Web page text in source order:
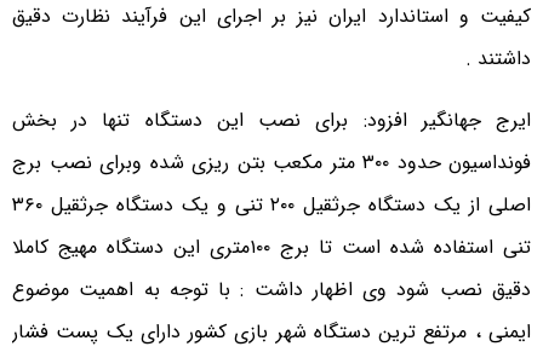
کیفیت و استاندارد ایران نیز بر اجرای این فرآیند نظارت دقیق
داشتند .
ایرج جهانگیر افزود: برای نصب این دستگاه تنها در بخش
فونداسیون حدود ۳۰۰ متر مکعب بتن ریزی شده وبرای نصب برج
اصلی از یک دستگاه جرثقیل ۲۰۰ تنی و یک دستگاه جرثقیل ۳۶۰
تنی استفاده شده است تا برج ۱۰۰متری این دستگاه مهیج کاملا
دقیق نصب شود وی اظهار داشت : با توجه به اهمیت موضوع
ایمنی ، مرتفع ترین دستگاه شهر بازی کشور دارای یک پست فشار